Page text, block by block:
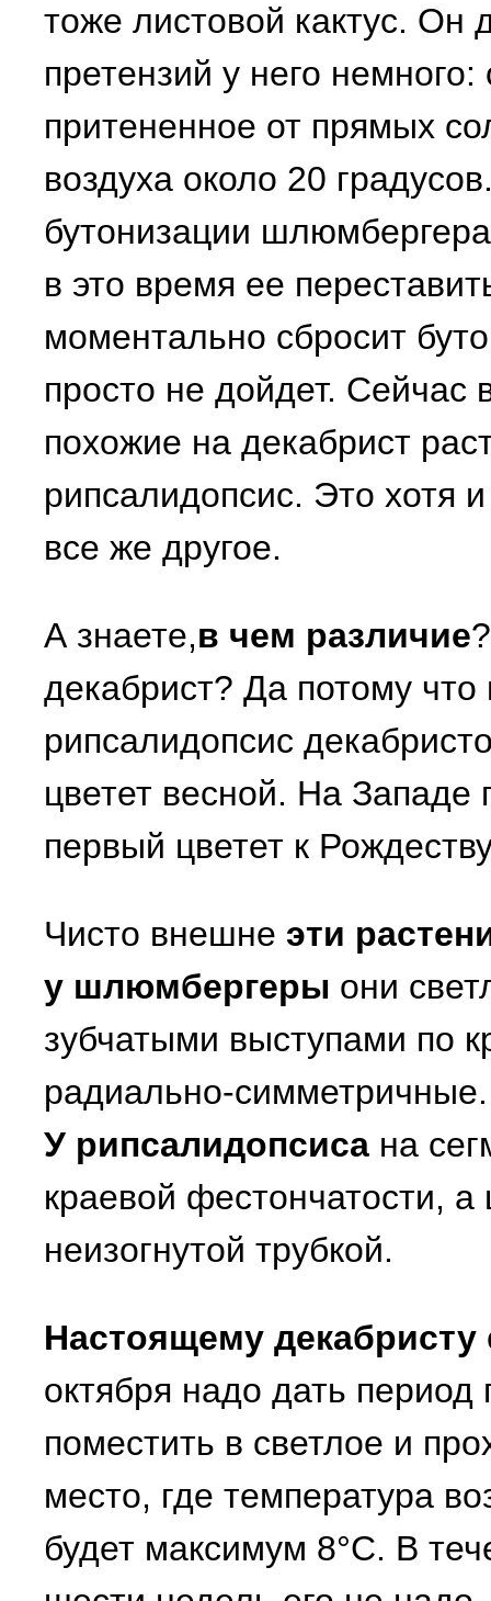
тоже листовой кактус. Он
претензий у него
притененное от прямых
воздуха около 20
бутонизации
в это время ее
моментально сбросит
просто не дойдет. Сейчас
похожие на декабрист
рипсалидопсис. Это хотя
все же другое.
А знаете,в чем различие
декабрист? Да потому
рипсалидопсис
цветет весной. На Западе
первый цветет к
Чисто внешне эти
у шлюмбергеры они
зубчатыми выступами по
радиально-симметричные.
У рипсалидопсиса на
краевой фестончатости, а
неизогнутой трубкой.
Настоящему декабристу
октября надо дать период
поместить в светлое и
место, где температура
будет максимум 8°С. В